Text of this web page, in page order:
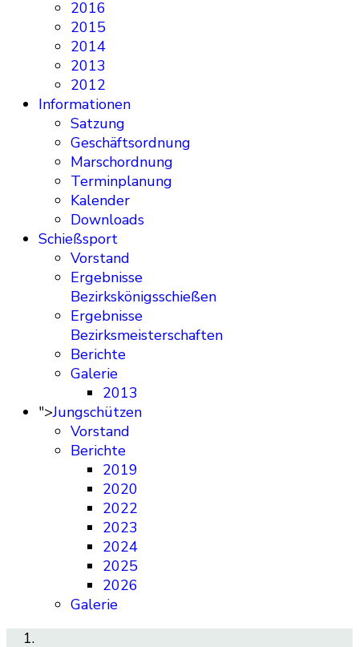
2016
2015
2014
2013
2012
Informationen
Satzung
Geschäftsordnung
Marschordnung
Terminplanung
Kalender
Downloads
Schießsport
Vorstand
Ergebnisse
Bezirkskönigsschießen
Ergebnisse
Bezirksmeisterschaften
Berichte
Galerie
2013
">Jungschützen
Vorstand
Berichte
2019
2020
2022
2023
2024
2025
2026
Galerie